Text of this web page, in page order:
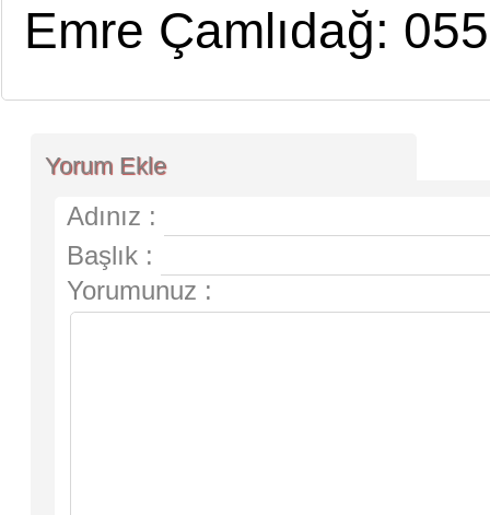
Emre Çamlıdağ:
Yorum Ekle
Adınız :
Başlık :
Yorumunuz :